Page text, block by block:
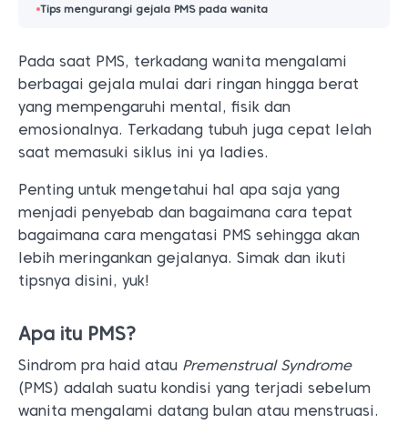
Tips mengurangi gejala PMS pada wanita
Pada saat PMS, terkadang wanita mengalami
berbagai gejala mulai dari ringan hingga berat
yang mempengaruhi mental, fisik dan
emosionalnya. Terkadang tubuh juga cepat lelah
saat memasuki siklus ini ya ladies.
Penting untuk mengetahui hal apa saja yang
menjadi penyebab dan bagaimana cara tepat
bagaimana cara mengatasi PMS sehingga akan
lebih meringankan gejalanya. Simak dan ikuti
tipsnya disini, yuk!
Apa itu PMS?
Sindrom pra haid atau Premenstrual Syndrome
(PMS) adalah suatu kondisi yang terjadi sebelum
wanita mengalami datang bulan atau menstruasi.